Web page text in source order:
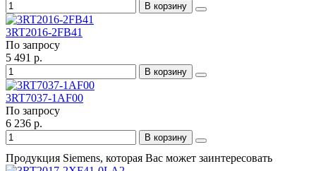
В корзину
3RT2016-2FB41
По запросу
5 491 р.
В корзину
3RT7037-1AF00
По запросу
6 236 р.
В корзину
Продукция Siemens, которая Вас может заинтересовать